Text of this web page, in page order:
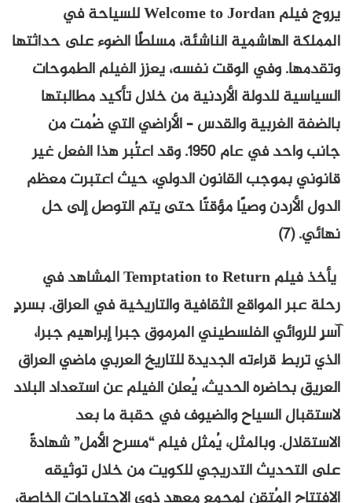
يروج فيلم Welcome to Jordan للسياحة في
المملكة الهاشمية الناشئة، مسلطًا الضوء على حداثتها
وتقدمها. وفي الوقت نفسه، يعزز الفيلم الطموحات
السياسية للدولة الأردنية من خلال تأكيد مطالبتها
بالضفة الغربية والقدس – الأراضي التي ضُمت من
جانب واحد في عام 1950. وقد اعتُبر هذا الفعل غير
قانوني بموجب القانون الدولي، حيث اعتبرت معظم
الدول الأردن وصيًا مؤقتًا حتى يتم التوصل إلى حل
نهائي. (7)
يأخذ فيلم Temptation to Return المشاهد في
رحلة عبر المواقع الثقافية والتاريخية في العراق. بسردٍ
آسرٍ للروائي الفلسطيني المرموق جبرا إبراهيم جبرا،
الذي تربط قراءته الجديدة للتاريخ العربي ماضي العراق
العريق بحاضره الحديث، يُعلن الفيلم عن استعداد البلاد
لاستقبال السياح والضيوف في حقبة ما بعد
الاستقلال. وبالمثل، يُمثل فيلم “مسرح الأمل” شهادةً
على التحديث التدريجي للكويت من خلال توثيقه